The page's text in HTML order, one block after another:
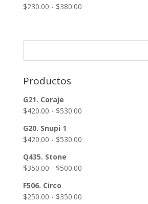
$230.00 - $380.00Rango
desde
Productos
G21. Coraje
$420.00 - $530.00Rango
desde
hasta
G20. Snupi 1
$420.00 - $530.00Rango
desde
hasta
Q435. Stone
$350.00 - $500.00Rango
desde
F506. Circo
$250.00 - $350.00Rango